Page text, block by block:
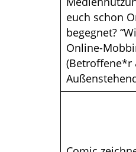
euch schon
begegnet?
Online-
(Betroffene*r